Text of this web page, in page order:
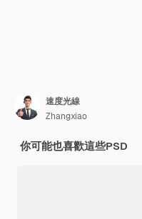
速度光線
Zhangxiao
你可能也喜歡這些PSD